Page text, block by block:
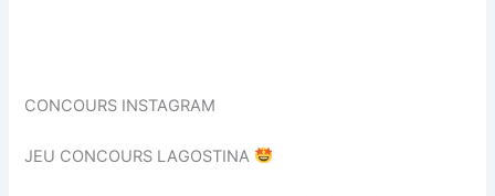
CONCOURS INSTAGRAM
JEU CONCOURS LAGOSTINA